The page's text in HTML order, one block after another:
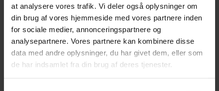
at analysere vores trafik. Vi deler også oplysninger om
din brug af vores hjemmeside med vores partnere inden
for sociale medier, annonceringspartnere og
analysepartnere. Vores partnere kan kombinere disse
data med andre oplysninger, du har givet dem, eller som
de har indsamlet fra din brug af deres tjenester.
fyldes med varm kakao. Ud på tur med linjerne, hvor vi
rejser til forskellige destinationer rundt om i verden, lærer
nye kulturer at kende og dyrker vores fælles passion.
Nysgerrig på mere? Så klik dig videre og læs mere om
livet på Hjemly på siderne nedenfor.